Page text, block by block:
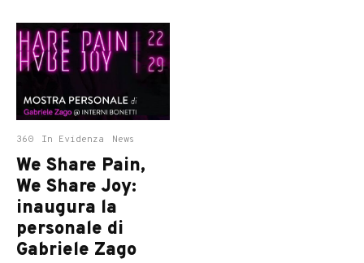
360 In Evidenza News
We Share Pain,
We Share Joy:
inaugura la
personale di
Gabriele Zago